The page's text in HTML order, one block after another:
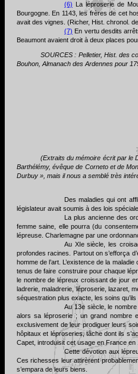
(6) La léproserie de
Bourgogne. En 1143, les frères de cet
avait des vignes. (Richer, Hist. chronol.
(7) En vertu desdits
Beaumont avaient droit à deux places
SOURCES : Pelletier, Hist. des
Bouhon, Almanach des Ardennes pour
(Extraits du mémoire écrit par le
Barthélémy, évêque de Corneto et de
Durbuy », mais il nous a semblé très
Des maladies qui ont
législateur avait soumis à des lois
La plus ancienne des
femme saine, elle pourra (du
lépreuse. Charlemagne par une
Au XIe siècle, les
profondes racines. Partout on s’efforça
homme de l’art. L’existence de la
tenus de faire construire pour chaque
le nombre de lépreux croissant de jour
ladrerie, maladrerie, léproserie, lazaret,
séquestration plus exacte, les soins qu’ils
Au 13e siècle, le
alors sa léproserie ; un grand nombre
exclusivement de leur prodiguer leurs
hôpitaux et léproseries, tâche dont ils
Capet, introduisit cet usage en France en
Cette dévotion aux
Ces richesses leur attirèrent
s’empara de leurs biens.